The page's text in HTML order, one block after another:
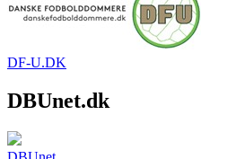
DF-U.DK
DBUnet.dk